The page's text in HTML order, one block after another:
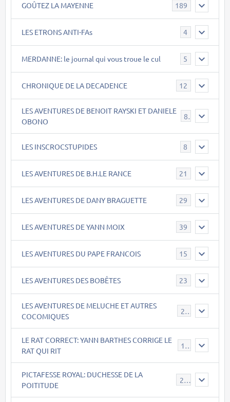
GOÛTEZ LA MAYENNE 189
LES ETRONS ANTI-FAs 4
MERDANNE: le journal qui vous troue le cul 5
CHRONIQUE DE LA DECADENCE 12
LES AVENTURES DE BENOIT RAYSKI ET DANIELE
OBONO
8
LES INSCROCSTUPIDES 8
LES AVENTURES DE B.H.LE RANCE 21
LES AVENTURES DE DANY BRAGUETTE 29
LES AVENTURES DE YANN MOIX 39
LES AVENTURES DU PAPE FRANCOIS 15
LES AVENTURES DES BOBÊTES 23
LES AVENTURES DE MELUCHE ET AUTRES
COCOMIQUES
22
LE RAT CORRECT: YANN BARTHES CORRIGE LE
RAT QUI RIT
15
PICTAFESSE ROYAL: DUCHESSE DE LA
POITITUDE
23